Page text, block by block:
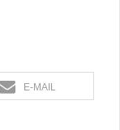
E-MAIL